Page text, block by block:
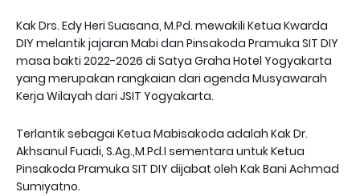
Kak Drs. Edy Heri Suasana, M.Pd. mewakili Ketua Kwarda
DIY melantik jajaran Mabi dan Pinsakoda Pramuka SIT DIY
masa bakti 2022-2026 di Satya Graha Hotel Yogyakarta
yang merupakan rangkaian dari agenda Musyawarah
Kerja Wilayah dari JSIT Yogyakarta.
Terlantik sebagai Ketua Mabisakoda adalah Kak Dr.
Akhsanul Fuadi, S.Ag.,M.Pd.I sementara untuk Ketua
Pinsakoda Pramuka SIT DIY dijabat oleh Kak Bani Achmad
Sumiyatno.